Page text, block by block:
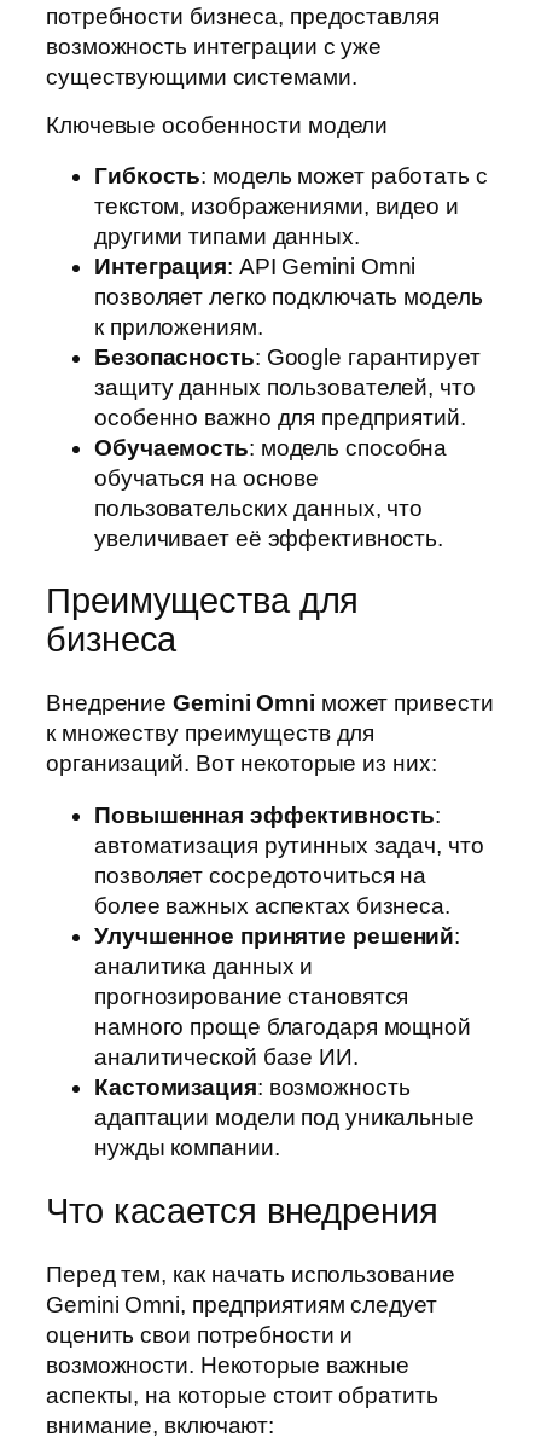
потребности бизнеса, предоставляя
возможность интеграции с уже
существующими системами.
Ключевые особенности модели
Гибкость: модель может работать с
текстом, изображениями, видео и
другими типами данных.
Интеграция: API Gemini Omni
позволяет легко подключать модель
к приложениям.
Безопасность: Google гарантирует
защиту данных пользователей, что
особенно важно для предприятий.
Обучаемость: модель способна
обучаться на основе
пользовательских данных, что
увеличивает её эффективность.
Преимущества для
бизнеса
Внедрение Gemini Omni может привести
к множеству преимуществ для
организаций. Вот некоторые из них:
Повышенная эффективность:
автоматизация рутинных задач, что
позволяет сосредоточиться на
более важных аспектах бизнеса.
Улучшенное принятие решений:
аналитика данных и
прогнозирование становятся
намного проще благодаря мощной
аналитической базе ИИ.
Кастомизация: возможность
адаптации модели под уникальные
нужды компании.
Что касается внедрения
Перед тем, как начать использование
Gemini Omni, предприятиям следует
оценить свои потребности и
возможности. Некоторые важные
аспекты, на которые стоит обратить
внимание, включают: